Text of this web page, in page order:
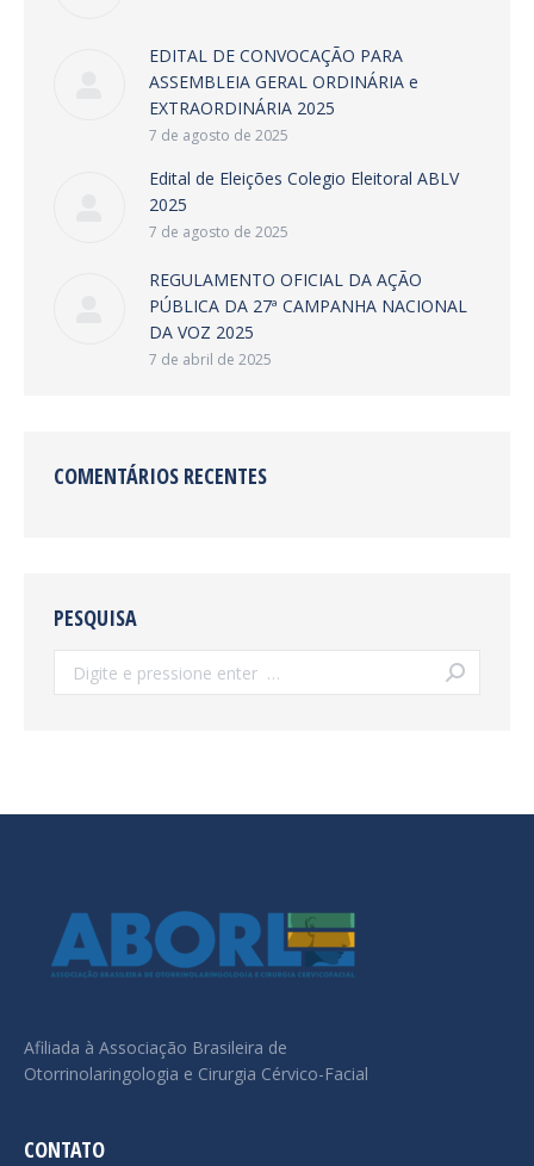
EDITAL DE CONVOCAÇÃO PARA
ASSEMBLEIA GERAL ORDINÁRIA e
EXTRAORDINÁRIA 2025
7 de agosto de 2025
Edital de Eleições Colegio Eleitoral ABLV
2025
7 de agosto de 2025
REGULAMENTO OFICIAL DA AÇÃO
PÚBLICA DA 27ª CAMPANHA NACIONAL
DA VOZ 2025
7 de abril de 2025
COMENTÁRIOS RECENTES
PESQUISA
Search:
Afiliada à Associação Brasileira de
Otorrinolaringologia e Cirurgia Cérvico-Facial
CONTATO